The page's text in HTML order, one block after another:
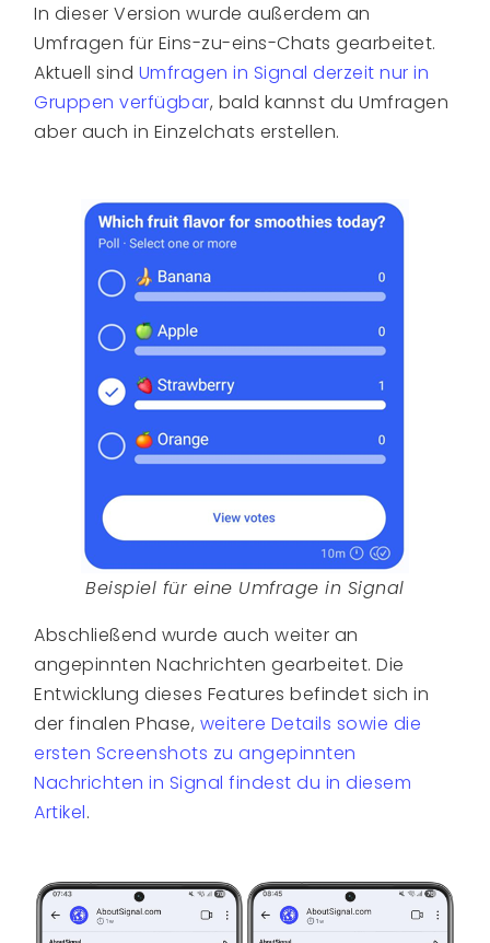
In dieser Version wurde außerdem an
Umfragen für Eins-zu-eins-Chats gearbeitet.
Aktuell sind Umfragen in Signal derzeit nur in
Gruppen verfügbar, bald kannst du Umfragen
aber auch in Einzelchats erstellen.
Beispiel für eine Umfrage in Signal
Abschließend wurde auch weiter an
angepinnten Nachrichten gearbeitet. Die
Entwicklung dieses Features befindet sich in
der finalen Phase, weitere Details sowie die
ersten Screenshots zu angepinnten
Nachrichten in Signal findest du in diesem
Artikel.